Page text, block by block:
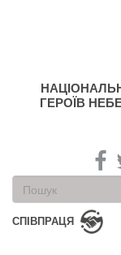
ГЕРОЇВ
Пошукова
форма
Пошук
СПІВПРАЦЯ